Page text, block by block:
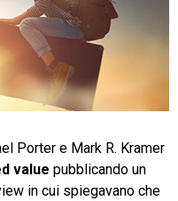
Porter e Mark R. Kramer
value pubblicando un
in cui spiegavano che